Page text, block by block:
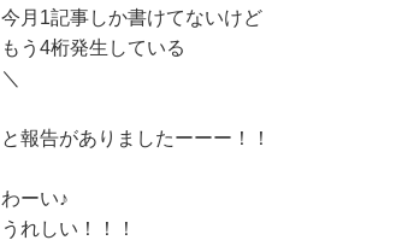
今月1記事しか書けてないけど
もう4桁発生している
＼
と報告がありましたーーー！！
わーい♪
うれしい！！！